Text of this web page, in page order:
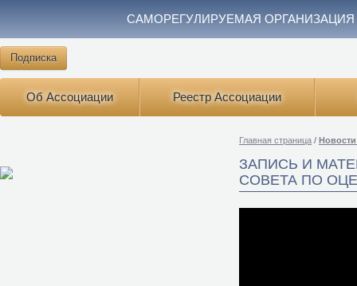
САМОРЕГУЛИРУЕМАЯ
Подписка
Об Ассоциации Реестр Ассоциации
Главная страница /
ЗАПИСЬ И
СОВЕТА ПО